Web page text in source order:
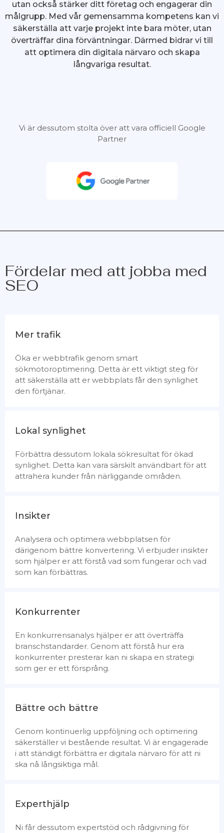
utan också stärker ditt företag och engagerar din
målgrupp. Med vår gemensamma kompetens kan vi
säkerställa att varje projekt inte bara möter, utan
överträffar dina förväntningar. Därmed bidrar vi till
att optimera din digitala närvaro och skapa
långvariga resultat.
Vi är dessutom stolta över att vara officiell Google
Partner
Fördelar med att jobba med
SEO
Mer trafik
Öka er webbtrafik genom smart
sökmotoroptimering. Detta är ett viktigt steg för
att säkerställa att er webbplats får den synlighet
den förtjänar.
Lokal synlighet
Förbättra dessutom lokala sökresultat för ökad
synlighet. Detta kan vara särskilt användbart för att
attrahera kunder från närliggande områden.
Insikter
Analysera och optimera webbplatsen för
därigenom bättre konvertering. Vi erbjuder insikter
som hjälper er att förstå vad som fungerar och vad
som kan förbättras.
Konkurrenter
En konkurrensanalys hjälper er att överträffa
branschstandarder. Genom att förstå hur era
konkurrenter presterar kan ni skapa en strategi
som ger er ett försprång.
Bättre och bättre
Genom kontinuerlig uppföljning och optimering
säkerställer vi bestående resultat. Vi är engagerade
i att ständigt förbättra er digitala närvaro för att ni
ska nå långsiktiga mål.
Experthjälp
Ni får dessutom expertstöd och rådgivning för